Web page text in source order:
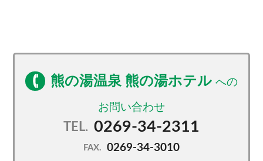
夏は大自然へトレッキングに出かけよう！
気軽な散策から本格的な登山までお楽しみ頂けます♪
冬はウィンタースポーツ三昧！
徒歩3分！ホームゲレンデ熊の湯スキー場がおすすめ！
≪その３館内施設も充実≫
・ロビーの喫茶店『笠岳』で淹れたてのコーヒーを♪
熊の湯温泉 熊の湯ホテル
TEL. 0269-34-2311
FAX. 0269-34-3010